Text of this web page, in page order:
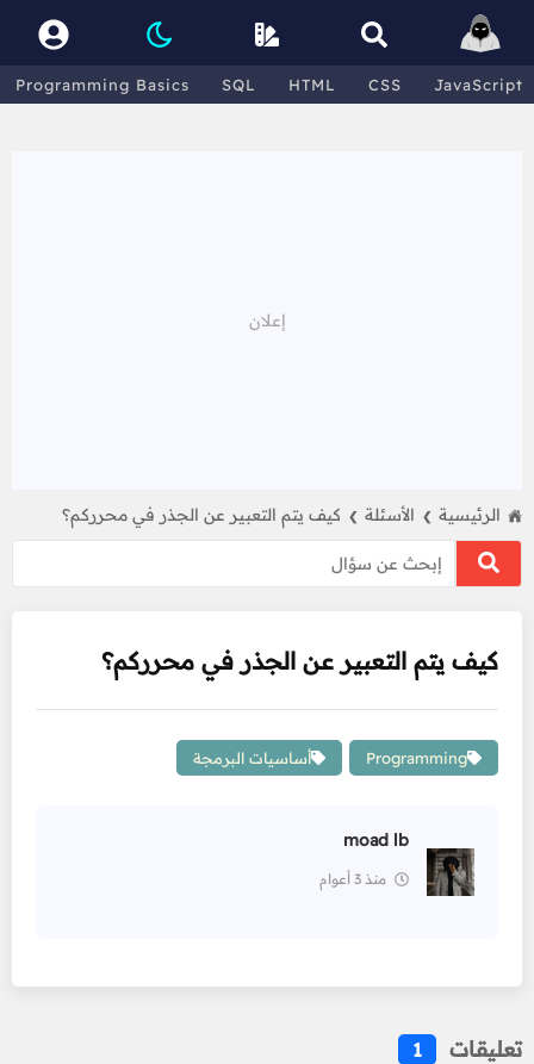
Programming Basics SQL HTML CSS JavaScript
الرئيسية ❯ الأسئلة ❯ كيف يتم التعبير عن الجذر في محرركم؟
كيف يتم التعبير عن الجذر في محرركم؟
Programming أساسيات البرمجة
moad lb
منذ 3 أعوام
تعليقات 1